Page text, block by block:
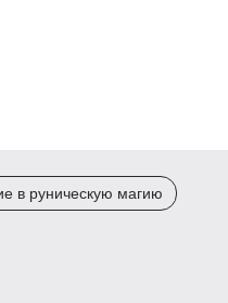
в руническую магию